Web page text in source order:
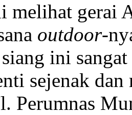
melihat gerai
outdoor-
ini
sejenak
Perumnas